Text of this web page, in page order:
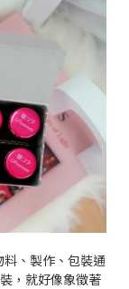
、製作、包裝通
，就好像象徵著